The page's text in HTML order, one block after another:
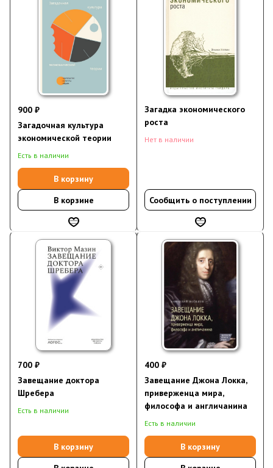
900 ₽
Загадочная культура
экономической теории
Есть в наличии
В корзину
В корзине
Загадка экономического
роста
Нет в наличии
Сообщить о поступлении
700 ₽
Завещание доктора
Шребера
Есть в наличии
В корзину
400 ₽
Завещание Джона Локка,
приверженца мира,
философа и англичанина
Есть в наличии
В корзину